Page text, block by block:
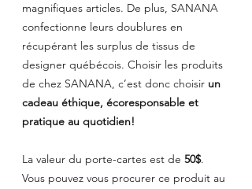
magnifiques articles. De plus, SANANA
confectionne leurs doublures en
récupérant les surplus de tissus de
designer québécois. Choisir les produits
de chez SANANA, c’est donc choisir un
cadeau éthique, écoresponsable et
pratique au quotidien!
La valeur du porte-cartes est de 50$.
Vous pouvez vous procurer ce produit au